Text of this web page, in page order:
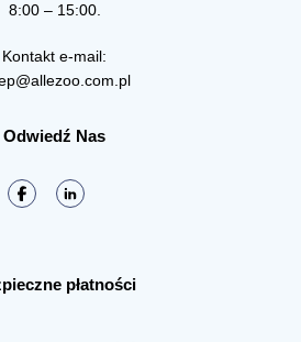
8:00 – 15:00.
Kontakt e-mail:
Odwiedź Nas
płatności